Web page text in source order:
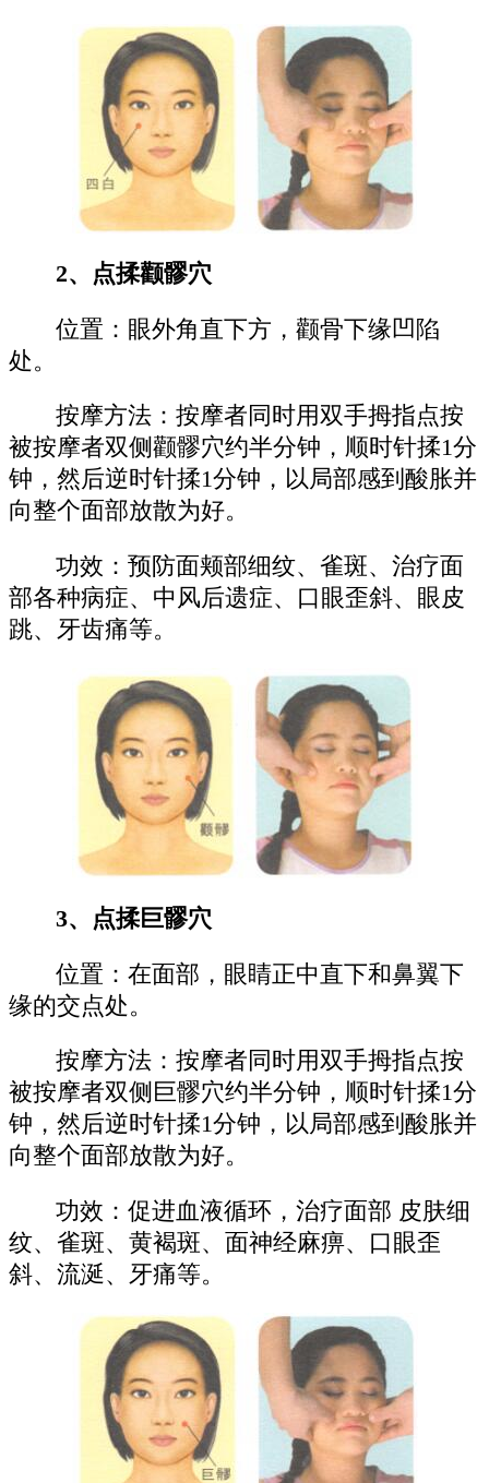
2、点揉颧髎穴
位置：眼外角直下方，颧骨下缘凹陷
处。
按摩方法：按摩者同时用双手拇指点按
被按摩者双侧颧髎穴约半分钟，顺时针揉1分
钟，然后逆时针揉1分钟，以局部感到酸胀并
向整个面部放散为好。
功效：预防面颊部细纹、雀斑、治疗面
部各种病症、中风后遗症、口眼歪斜、眼皮
跳、牙齿痛等。
3、点揉巨髎穴
位置：在面部，眼睛正中直下和鼻翼下
缘的交点处。
按摩方法：按摩者同时用双手拇指点按
被按摩者双侧巨髎穴约半分钟，顺时针揉1分
钟，然后逆时针揉1分钟，以局部感到酸胀并
向整个面部放散为好。
功效：促进血液循环，治疗面部 皮肤细
纹、雀斑、黄褐斑、面神经麻痹、口眼歪
斜、流涎、牙痛等。